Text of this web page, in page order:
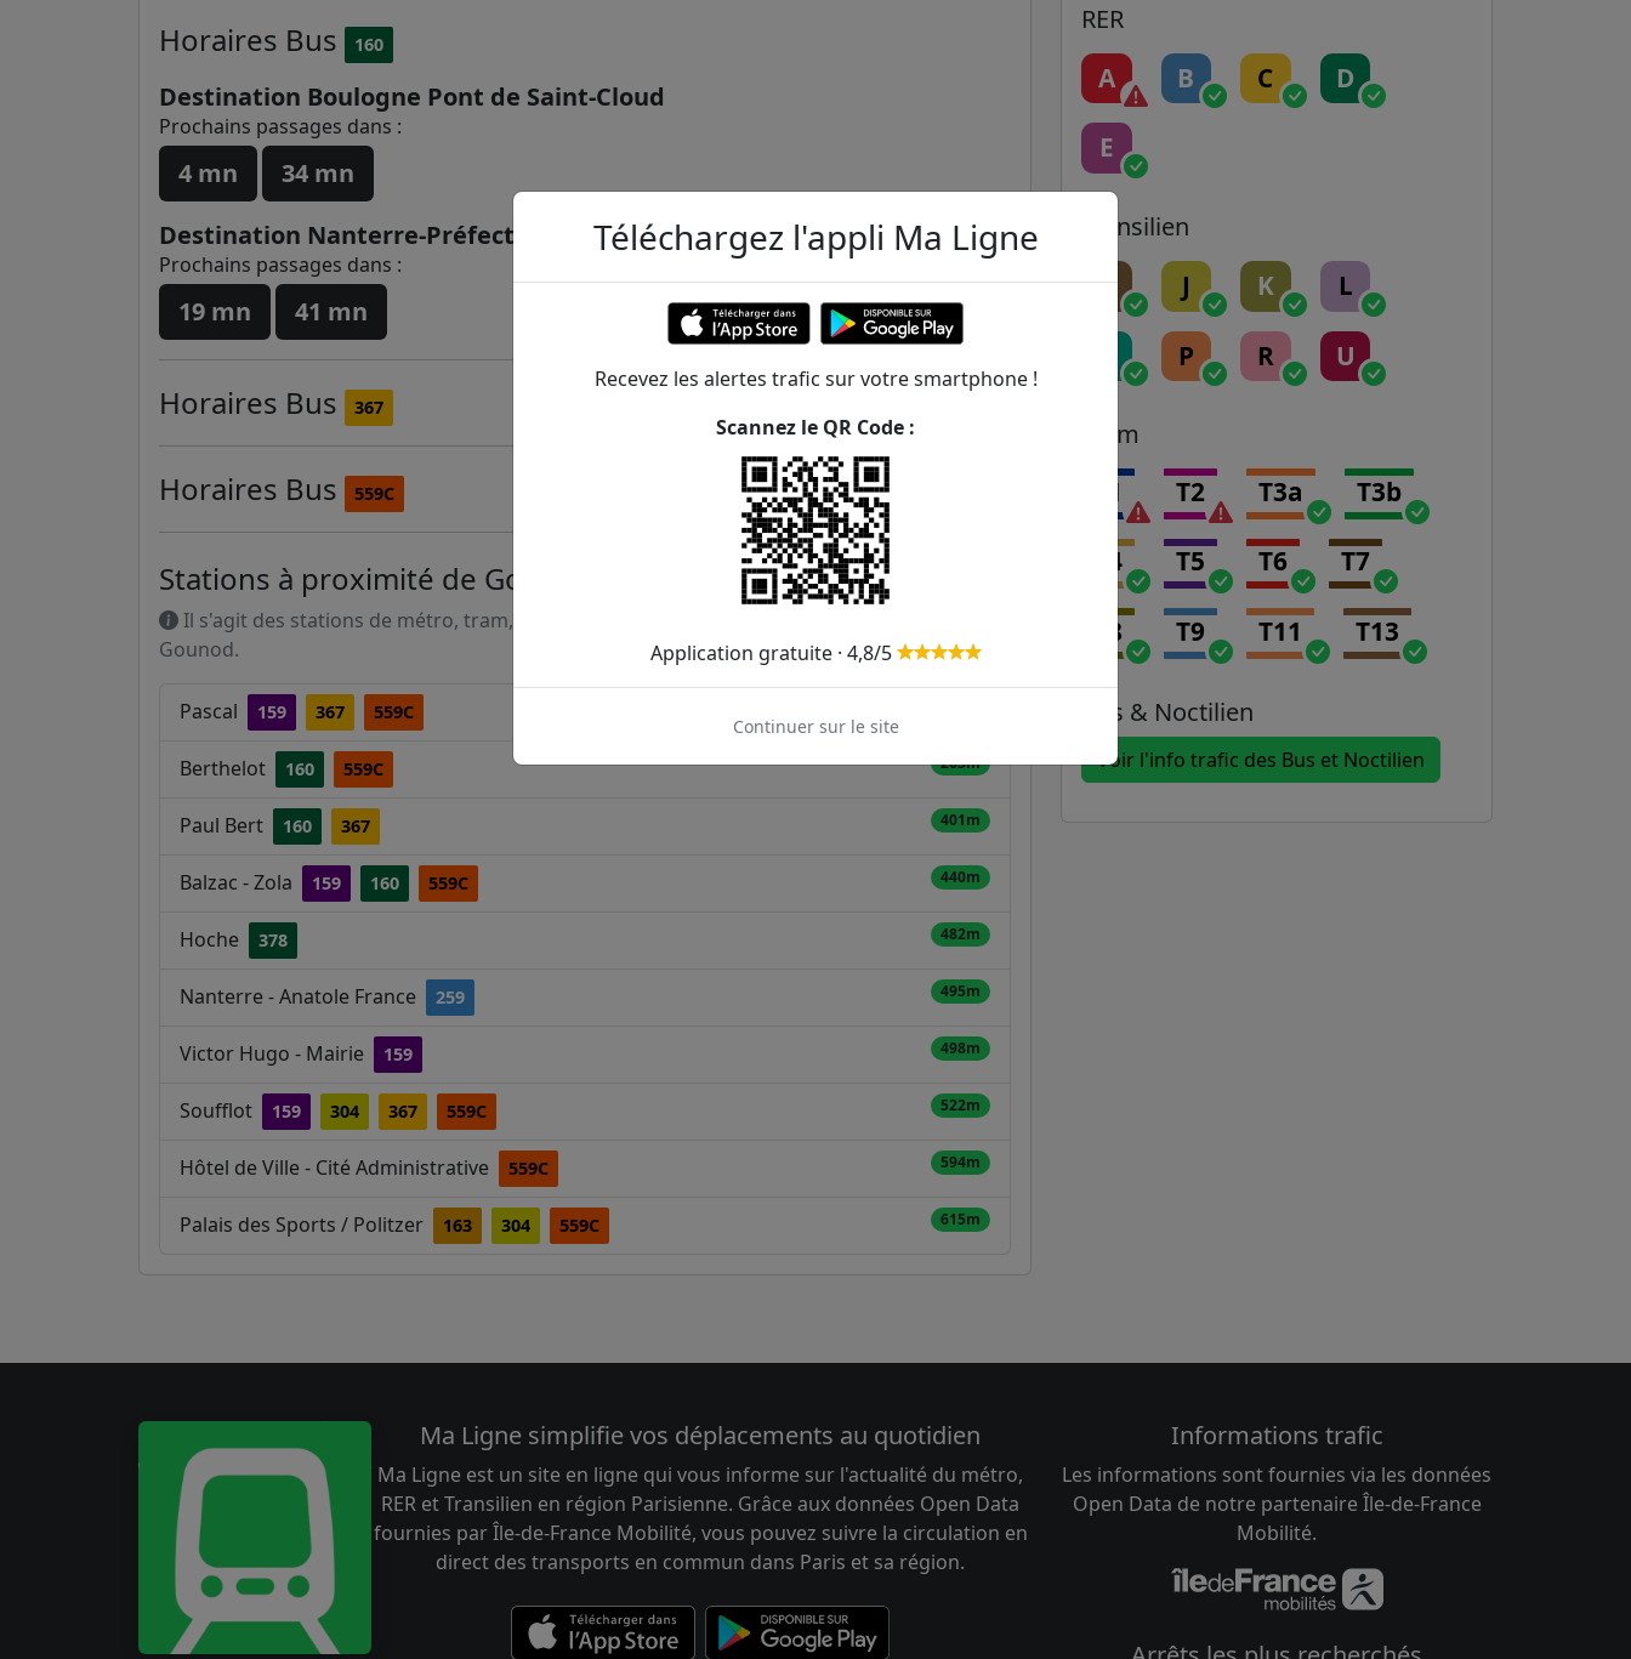
Horaires Bus 160
Destination Boulogne Pont de Saint-Cloud
Prochains passages dans :
4 mn
34 mn
Destination Nanterre-Préfecture RER
Prochains passages dans :
19 mn 41 mn
Horaires Bus 367
Horaires Bus 559C
Stations à proximité de Gounod
Il s'agit des stations de métro, tram, RER et transilien situées à moins de 1km de la gare
Gounod.
Pascal 159 367 559C
Berthelot 160 559C 263m
Paul Bert 160 367 401m
Balzac - Zola 159 160 559C 440m
Hoche 378 482m
Nanterre - Anatole France 259 495m
Victor Hugo - Mairie 159 498m
Soufflot 159 304 367 559C 522m
Hôtel de Ville - Cité Administrative 559C 594m
Palais des Sports / Politzer 163 304 559C 615m
RER
A B C D
E
Transilien
H J K L
P R U
Tram
T1 T2 T3a T3b
T4 T5 T6 T7
T8 T9 T11 T13
Bus & Noctilien
Voir l'info trafic des Bus et Noctilien
Ma Ligne simplifie vos déplacements au quotidien
Ma Ligne est un site en ligne qui vous informe sur l'actualité du métro,
RER et Transilien en région Parisienne. Grâce aux données Open Data
fournies par Île-de-France Mobilité, vous pouvez suivre la circulation en
direct des transports en commun dans Paris et sa région.
Informations trafic
Les informations sont fournies via les données
Open Data de notre partenaire Île-de-France
Mobilité.
Téléchargez l'appli Ma Ligne
Recevez les alertes trafic sur votre smartphone !
Scannez le QR Code :
Application gratuite · 4,8/5
Continuer sur le site